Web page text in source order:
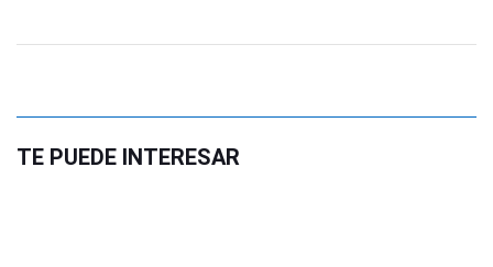
TE PUEDE INTERESAR